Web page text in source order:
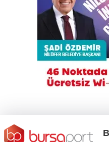
Karacabey
TEKNOSAB
Bakanlığa
usulsüz